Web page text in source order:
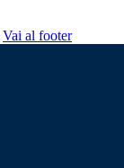
Vai al footer